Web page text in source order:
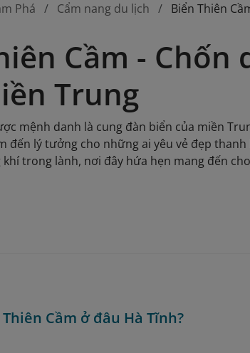
Phá Cẩm nang du lịch Biển Thiên
Cầm - Chốn
Trung
mệnh danh là cung đàn biển của miền
đến lý tưởng cho những ai yêu vẻ đẹp
trong lành, nơi đây hứa hẹn mang đến
Cầm ở đâu Hà Tĩnh?